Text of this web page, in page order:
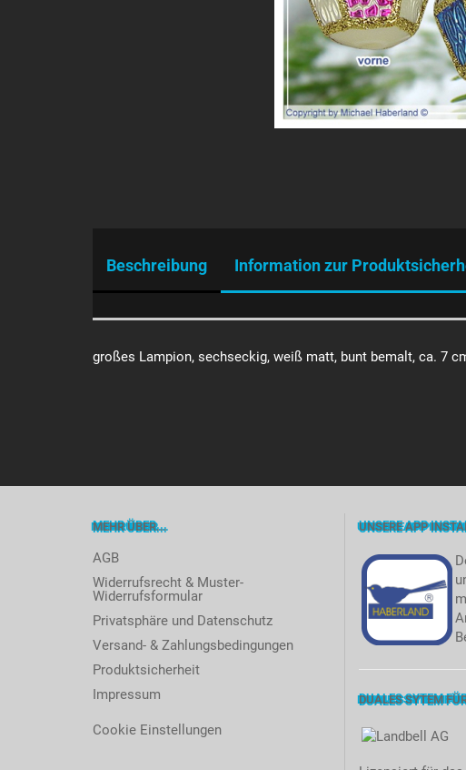
Beschreibung Information zur
großes Lampion, sechseckig, weiß matt, bunt bemalt, ca. 7
MEHR ÜBER...
AGB
Widerrufsrecht & Muster-
Widerrufsformular
Privatsphäre und Datenschutz
Versand- & Zahlungsbedingungen
Produktsicherheit
Impressum
Cookie Einstellungen
UNSERE APP
DUALES SYTEM